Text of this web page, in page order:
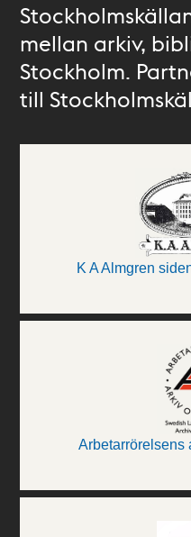
mellan arkiv,
Stockholm.
till
K A Almgren
Arbetarrörelsens